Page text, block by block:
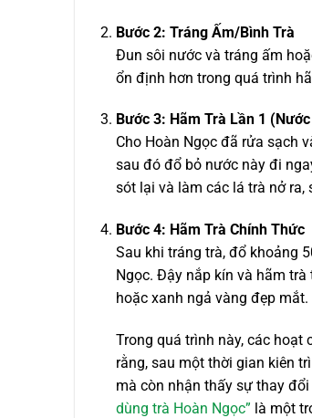
Bước 2: Tráng Ấm/Bình Trà
Đun sôi nước và tráng ấm
ổn định hơn trong quá trình
Bước 3: Hãm Trà Lần 1
Cho Hoàn Ngọc đã rửa sạch
sau đó đổ bỏ nước này đi
sót lại và làm các lá trà nở ra,
Bước 4: Hãm Trà Chính Thức
Sau khi tráng trà, đổ khoảng
Ngọc. Đậy nắp kín và hãm
hoặc xanh ngả vàng đẹp
Trong quá trình này, các
rằng, sau một thời gian kiên
mà còn nhận thấy sự thay
dùng trà Hoàn Ngọc” là một